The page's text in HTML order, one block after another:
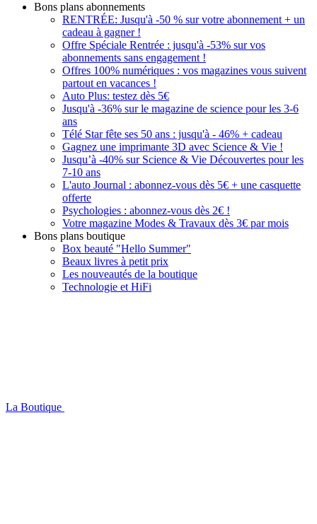
Bons plans abonnements
RENTRÉE: Jusqu'à -50 % sur votre abonnement + un
cadeau à gagner !
Offre Spéciale Rentrée : jusqu'à -53% sur vos
abonnements sans engagement !
Offres 100% numériques : vos magazines vous suivent
partout en vacances !
Auto Plus: testez dès 5€
Jusqu'à -36% sur le magazine de science pour les 3-6
ans
Télé Star fête ses 50 ans : jusqu'à - 46% + cadeau
Gagnez une imprimante 3D avec Science & Vie !
Jusqu’à -40% sur Science & Vie Découvertes pour les
7-10 ans
L'auto Journal : abonnez-vous dès 5€ + une casquette
offerte
Psychologies : abonnez-vous dès 2€ !
Votre magazine Modes & Travaux dès 3€ par mois
Bons plans boutique
Box beauté "Hello Summer"
Beaux livres à petit prix
Les nouveautés de la boutique
Technologie et HiFi
La Boutique